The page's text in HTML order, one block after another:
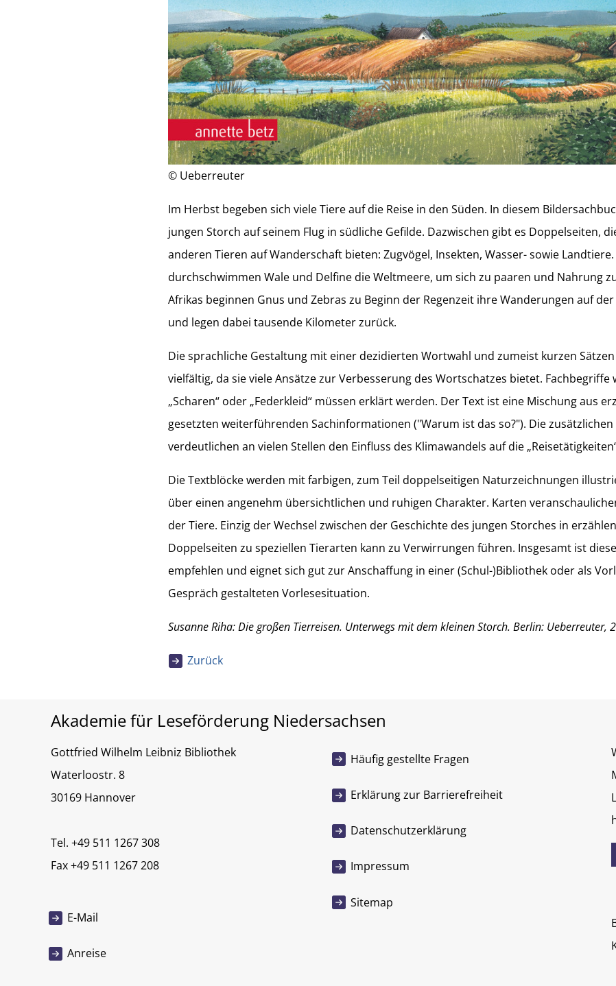
© Ueberreuter
Im Herbst begeben sich viele Tiere auf die Reise in den Süden. In diesem
jungen Storch auf seinem Flug in südliche Gefilde. Dazwischen gibt es Doppelseiten,
anderen Tieren auf Wanderschaft bieten: Zugvögel, Insekten, Wasser- sowie
durchschwimmen Wale und Delfine die Weltmeere, um sich zu paaren und Nahrung
Afrikas beginnen Gnus und Zebras zu Beginn der Regenzeit ihre Wanderungen auf
und legen dabei tausende Kilometer zurück.
Die sprachliche Gestaltung mit einer dezidierten Wortwahl und zumeist kurzen
vielfältig, da sie viele Ansätze zur Verbesserung des Wortschatzes bietet. Fachbegriffe
„Scharen“ oder „Federkleid“ müssen erklärt werden. Der Text ist eine Mischung aus
gesetzten weiterführenden Sachinformationen ("Warum ist das so?"). Die
verdeutlichen an vielen Stellen den Einfluss des Klimawandels auf die
Die Textblöcke werden mit farbigen, zum Teil doppelseitigen Naturzeichnungen
über einen angenehm übersichtlichen und ruhigen Charakter. Karten
der Tiere. Einzig der Wechsel zwischen der Geschichte des jungen Storches in
Doppelseiten zu speziellen Tierarten kann zu Verwirrungen führen. Insgesamt ist
empfehlen und eignet sich gut zur Anschaffung in einer (Schul-)Bibliothek oder als
Gespräch gestalteten Vorlesesituation.
Susanne Riha: Die großen Tierreisen. Unterwegs mit dem kleinen Storch. Berlin: Ueberreuter,
Zurück
Akademie für Leseförderung Niedersachsen
Gottfried Wilhelm Leibniz Bibliothek
Waterloostr. 8
30169 Hannover
Tel. +49 511 1267 308
Fax +49 511 1267 208
E-Mail
Anreise
Häufig gestellte Fragen
Erklärung zur Barrierefreiheit
Datenschutzerklärung
Impressum
Sitemap